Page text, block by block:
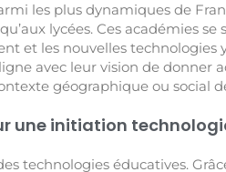
les plus dynamiques de
lycées. Ces académies se
et les nouvelles technologies
avec leur vision de donner
géographique ou social
une initiation
technologies éducatives.